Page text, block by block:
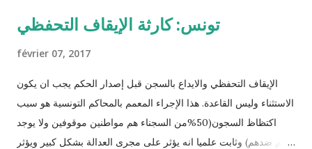
تونس: كارثة الإيقاف التحفظي
février 07, 2017
الإيقاف التحفظي والايداع بالسجن قبل إصدار الحكم يجب ان يكون
الاستثناء وليس القاعدة. هذا الإجراء المعمم بالمحاكم التونسية هو سبب
اكتظاظ السجون(50%من السجناء هم مواطنين موقوفين ولا يوجد
حكم ضدهم) وثابت علميا انه يؤثر على مجرى العدالة بشكل كبير ويؤثر